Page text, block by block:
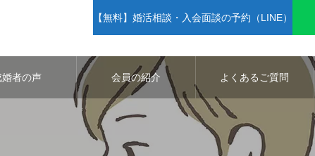
【無料】婚活相談・入会面談の予約（LINE）
婚者の声 会員の紹介 よくあるご質問